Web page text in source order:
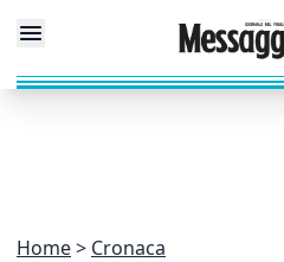
Home Cronaca